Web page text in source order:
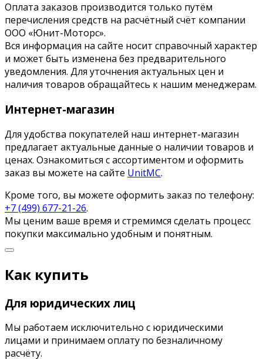
Оплата заказов производится только путём
перечисления средств на расчётный счёт компании
ООО «Юнит-Моторс».
Вся информация на сайте носит справочный характер
и может быть изменена без предварительного
уведомления. Для уточнения актуальных цен и
наличия товаров обращайтесь к нашим менеджерам.
Интернет-магазин
Для удобства покупателей наш интернет-магазин
предлагает актуальные данные о наличии товаров и
ценах. Ознакомиться с ассортиментом и оформить
заказ вы можете на сайте UnitMC.
Кроме того, вы можете оформить заказ по телефону:
+7 (499) 677-21-26.
Мы ценим ваше время и стремимся сделать процесс
покупки максимально удобным и понятным.
Как купить
Для юридических лиц
Мы работаем исключительно с юридическими
лицами и принимаем оплату по безналичному
расчёту.